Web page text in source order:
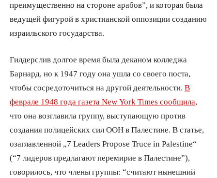
преимущественно на стороне арабов”, и которая была
ведущей фигурой в христианской оппозиции созданию
израильского государства.
Гилдерслив долгое время была деканом колледжа
Барнард, но к 1947 году она ушла со своего поста,
чтобы сосредоточиться на другой деятельности. В
феврале 1948 года газета New York Times сообщила
что она возглавила группу, выступающую против
создания полицейских сил ООН в Палестине. В статье,
озаглавленной „7 Leaders Propose Truce in Palestine“
(“7 лидеров предлагают перемирие в Палестине”),
говорилось, что члены группы: “считают нынешний